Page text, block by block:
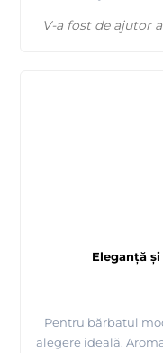
V-a fost de ajutor
Eleganță
Pentru bărbatul
alegere ideală.